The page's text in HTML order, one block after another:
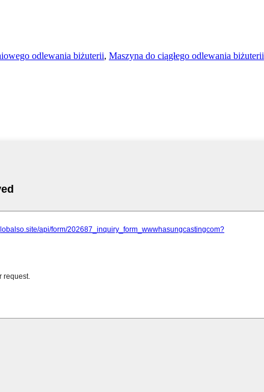
odlewania biżuterii, Maszyna do ciągłego odlewania biżuterii